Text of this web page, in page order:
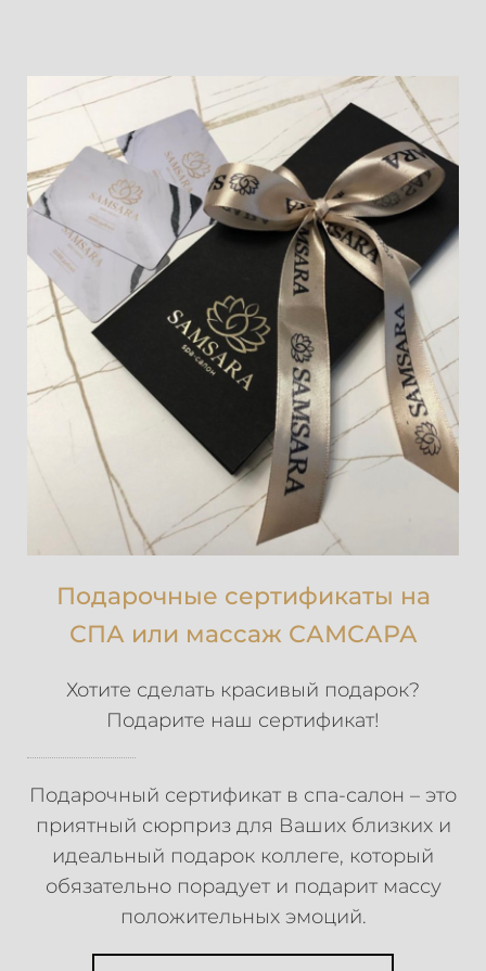
Подарочные сертификаты на
СПА или массаж САМСАРА
Хотите сделать красивый подарок?
Подарите наш сертификат!
Подарочный сертификат в спа-салон – это
приятный сюрприз для Ваших близких и
идеальный подарок коллеге, который
обязательно порадует и подарит массу
положительных эмоций.